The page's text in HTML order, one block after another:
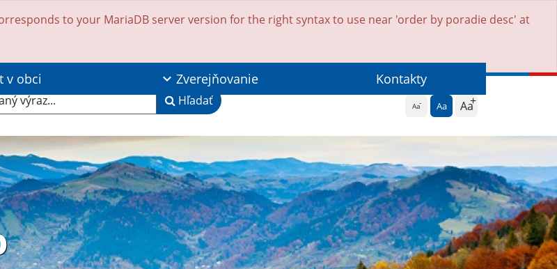
to your MariaDB server version for the right syntax to use near 'order by poradie desc' at
Aa Aa Aa
výraz... Hľadať
v obci Zverejňovanie Kontakty